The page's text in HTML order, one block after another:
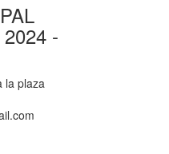
-
la plaza